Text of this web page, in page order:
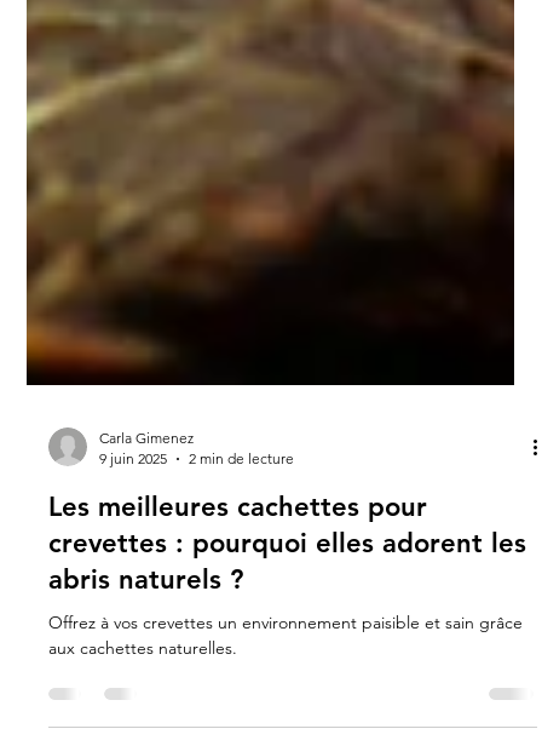
Carla Gimenez
9 juin 2025
2 min de lecture
Les meilleures cachettes pour
crevettes : pourquoi elles adorent les